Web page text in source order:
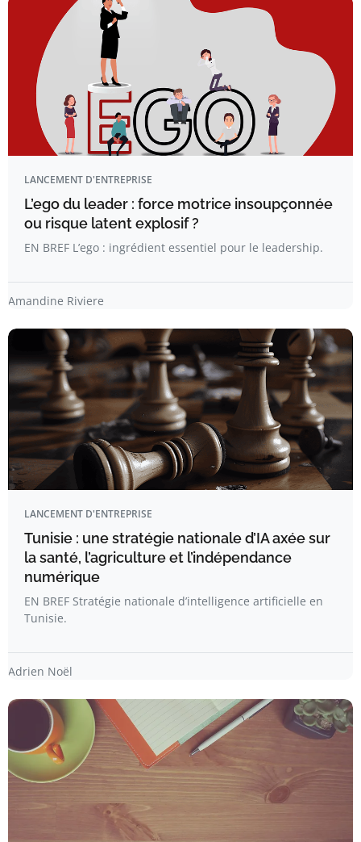
LANCEMENT D'ENTREPRISE
L’ego du leader : force motrice insoupçonnée
ou risque latent explosif ?
EN BREF L’ego : ingrédient essentiel pour le leadership.
Amandine Riviere
LANCEMENT D'ENTREPRISE
Tunisie : une stratégie nationale d’IA axée sur
la santé, l’agriculture et l’indépendance
numérique
EN BREF Stratégie nationale d’intelligence artificielle en
Tunisie.
Adrien Noël